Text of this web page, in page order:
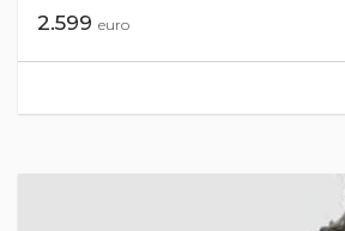
2.599 euro